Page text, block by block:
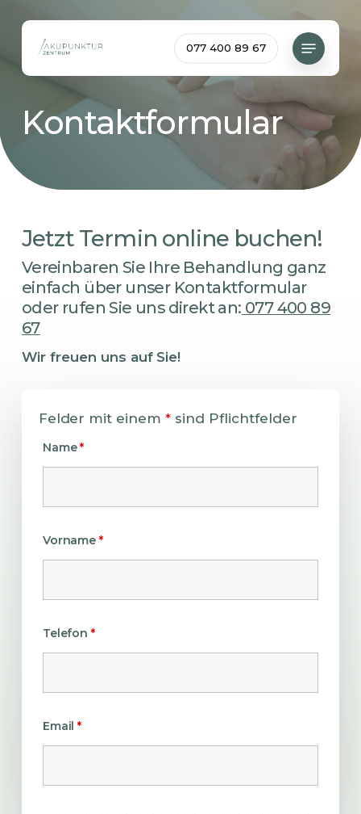
077 400 89 67
Menu
Kontaktformular
Jetzt Termin online buchen!
Vereinbaren Sie Ihre Behandlung ganz
einfach über unser Kontaktformular
oder rufen Sie uns direkt an: 077 400 89
67
Wir freuen uns auf Sie!
Felder mit einem* sind Pflichtfelder
Name*
Vorname*
Telefon*
Email*